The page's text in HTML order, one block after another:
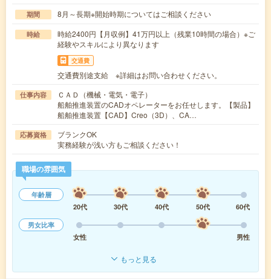
期間 8月～長期※開始時期についてはご相談ください
時給
時給2400円【月収例】41万円以上（残業10時間の場合）※ご
経験やスキルにより異なります
交通費
交通費別途支給 ※詳細はお問い合わせください。
仕事内容
ＣＡＤ（機械・電気・電子）
船舶推進装置のCADオペレーターをお任せします。【製品】
船舶推進装置【CAD】Creo（3D）、CA…
応募資格
ブランクOK
実務経験が浅い方もご相談ください！
職場の雰囲気
年齢層
20代
30代 40代 50代
60代
男女比率
女性
男性
もっと見る